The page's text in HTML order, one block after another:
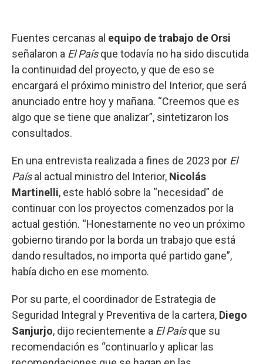
Fuentes cercanas al equipo de trabajo de Orsi
señalaron a El Paísque todavía no ha sido discutida
la continuidad del proyecto, y que de eso se
encargará el próximo ministro del Interior, que será
anunciado entre hoy y mañana. “Creemos que es
algo que se tiene que analizar”, sintetizaron los
consultados.
En una entrevista realizada a fines de 2023 por El
Paísal actual ministro del Interior, Nicolás
Martinelli, este habló sobre la “necesidad” de
continuar con los proyectos comenzados por la
actual gestión. “Honestamente no veo un próximo
gobierno tirando por la borda un trabajo que está
dando resultados, no importa qué partido gane”,
había dicho en ese momento.
Por su parte, el coordinador de Estrategia de
Seguridad Integral y Preventiva de la cartera, Diego
Sanjurjo, dijo recientemente a El Paísque su
recomendación es “continuarlo y aplicar las